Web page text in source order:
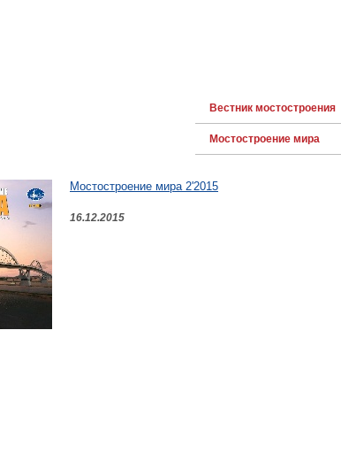
Вестник мостостроения
Мостостроение мира
Мостостроение мира 2'2015
16.12.2015